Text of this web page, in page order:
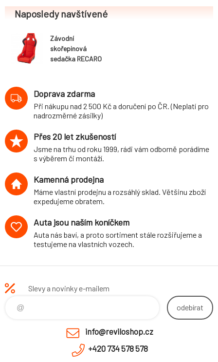
Naposledy navštívené
Závodní
skořepinová
sedačka RECARO
Perlonvelur
Doprava zdarma
Při nákupu nad 2 500 Kč a doručení po ČR. (Neplatí pro
nadrozměrné zásilky)
Přes 20 let zkušeností
Jsme na trhu od roku 1999, rádi vám odborně porádíme
s výběrem či montáží.
Kamenná prodejna
Máme vlastní prodejnu a rozsáhlý sklad. Většinu zboží
expedujeme obratem.
Auta jsou naším koníčkem
Auta nás baví, a proto sortiment stále rozšiřujeme a
testujeme na vlastních vozech.
Slevy a novinky e-mailem
odebírat
info@reviloshop.cz
+420 734 578 578